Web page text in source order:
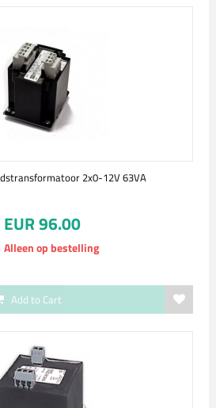
2x0-12V 63VA
EUR 96.00
Alleen op bestelling
Add to Cart